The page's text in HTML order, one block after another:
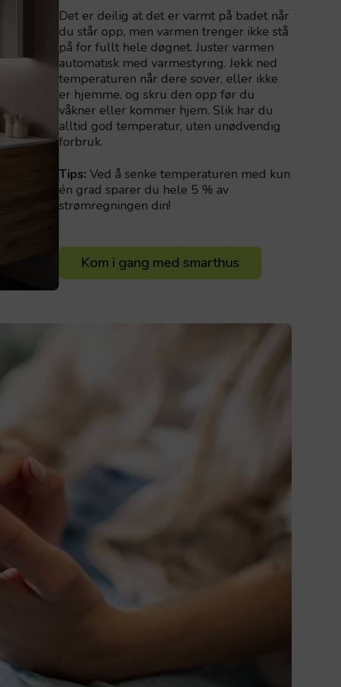
Det er deilig at det er varmt på badet når
du står opp, men varmen trenger ikke stå
på for fullt hele døgnet. Juster varmen
automatisk med varmestyring. Jekk ned
temperaturen når dere sover, eller ikke
er hjemme, og skru den opp før du
våkner eller kommer hjem. Slik har du
alltid god temperatur, uten unødvendig
forbruk.
Tips: Ved å senke temperaturen med kun
én grad sparer du hele 5 % av
strømregningen din!
Kom i gang med smarthus